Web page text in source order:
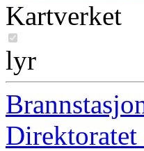
Kartverket
lyr
Direktoratet